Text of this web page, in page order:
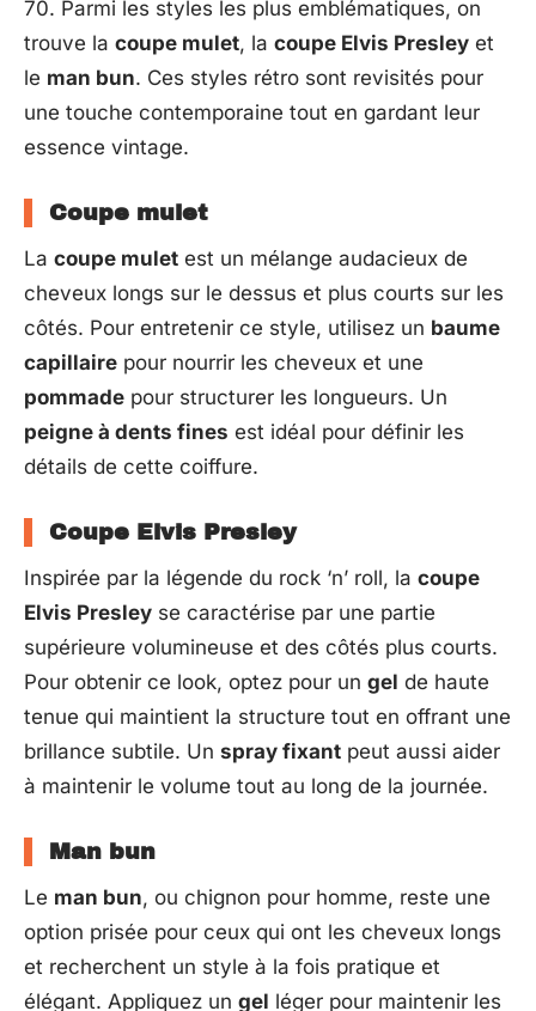
70. Parmi les styles les plus emblématiques, on
trouve la coupe mulet, la coupe Elvis Presley et
le man bun. Ces styles rétro sont revisités pour
une touche contemporaine tout en gardant leur
essence vintage.
Coupe mulet
La coupe mulet est un mélange audacieux de
cheveux longs sur le dessus et plus courts sur les
côtés. Pour entretenir ce style, utilisez un baume
capillaire pour nourrir les cheveux et une
pommade pour structurer les longueurs. Un
peigne à dents fines est idéal pour définir les
détails de cette coiffure.
Coupe Elvis Presley
Inspirée par la légende du rock ‘n’ roll, la coupe
Elvis Presley se caractérise par une partie
supérieure volumineuse et des côtés plus courts.
Pour obtenir ce look, optez pour un gel de haute
tenue qui maintient la structure tout en offrant une
brillance subtile. Un spray fixant peut aussi aider
à maintenir le volume tout au long de la journée.
Man bun
Le man bun, ou chignon pour homme, reste une
option prisée pour ceux qui ont les cheveux longs
et recherchent un style à la fois pratique et
élégant. Appliquez un gel léger pour maintenir les